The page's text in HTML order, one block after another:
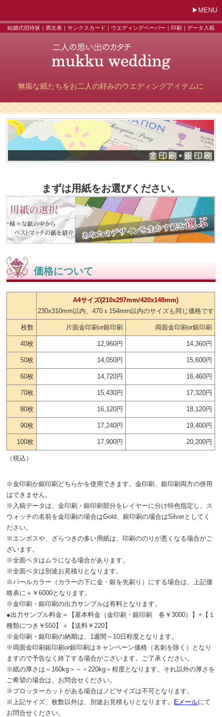
MENU
結婚式招待状｜席次表｜サンクスカード｜ウエディングペーパー｜印刷｜データ入稿
無垢な紙たちをお二人の好みのウエディングアイテムに
まずは用紙をお選びください。
価格について
A4サイズ(210x297mm/420x148mm)
230x310mm以内、470ｘ154mm以内のサイズも同じ価格です
枚数 片面金印刷or銀印刷 両面金印刷or銀印刷
40枚 12,960円 14,360円
50枚 14,050円 15,600円
60枚 14,720円 16,460円
70枚 15,430円 17,320円
80枚 16,120円 18,120円
90枚 17,240円 19,400円
100枚 17,900円 20,200円
（税込）
※金印刷か銀印刷どちらかを使用できます。金印刷、銀印刷両方の併用
はできません。
※入稿データは、金印刷・銀印刷部分をレイヤーに分け特色指定し、ス
ウォッチの名前を金印刷の場合はGold、銀印刷の場合はSilverとしてく
ださい。
※エンボスや、ざらつきの多い用紙は、印刷ののりが悪くなる場合がご
ざいます。
※全面ベタはムラになる場合があります。
※全面ベタは別途お見積りとなります。
※パールカラー（カラーの下に金・銀を先刷り）にする場合は、上記価
格表に＋￥6000となります。
※金印刷・銀印刷の出力サンプルは有料となります。
●出力サンプル料金＝【基本料金（金印刷・銀印刷 各￥3000）】+【１
種類につき￥550】＋【送料￥220】
※金印刷・銀印刷の納期は、1週間～10日程度となります。
※両面金印刷銀印刷or銀印刷はキャンペーン価格（名刺を除く）となり
ますので予告なく終了する場合がございます。ご了承ください。
※紙の厚さは＜160kg＞～＜220kg＞程度となります。それ以外の厚さを
ご希望の場合は、お問合せください。
※プロッターカットがある場合はノビサイズは不可となります。
※上記サイズ、枚数以外は、別途お見積もりとなります。 Eメールにて
お問合せください。